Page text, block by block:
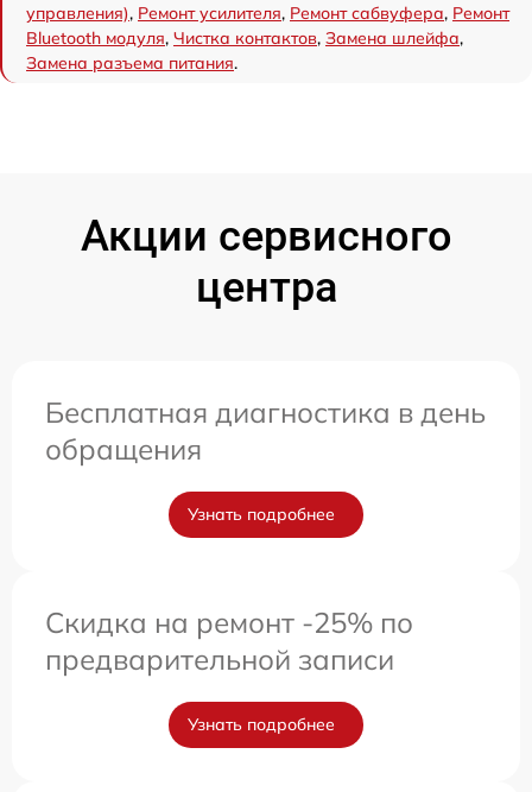
управления), Ремонт усилителя, Ремонт сабвуфера, Ремонт
Bluetooth модуля, Чистка контактов, Замена шлейфа,
Замена разъема питания.
Акции сервисного
центра
Бесплатная диагностика в день
обращения
Узнать подробнее
Скидка на ремонт -25% по
предварительной записи
Узнать подробнее